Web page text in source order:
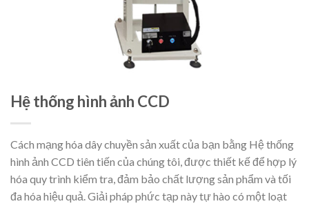
Hệ thống hình ảnh CCD
Cách mạng hóa dây chuyền sản xuất của bạn bằng Hệ thống
hình ảnh CCD tiên tiến của chúng tôi, được thiết kế để hợp lý
hóa quy trình kiểm tra, đảm bảo chất lượng sản phẩm và tối
đa hóa hiệu quả. Giải pháp phức tạp này tự hào có một loạt